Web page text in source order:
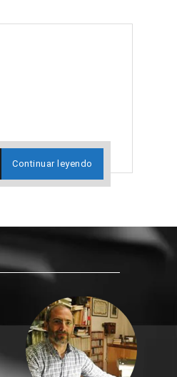
Continuar leyendo